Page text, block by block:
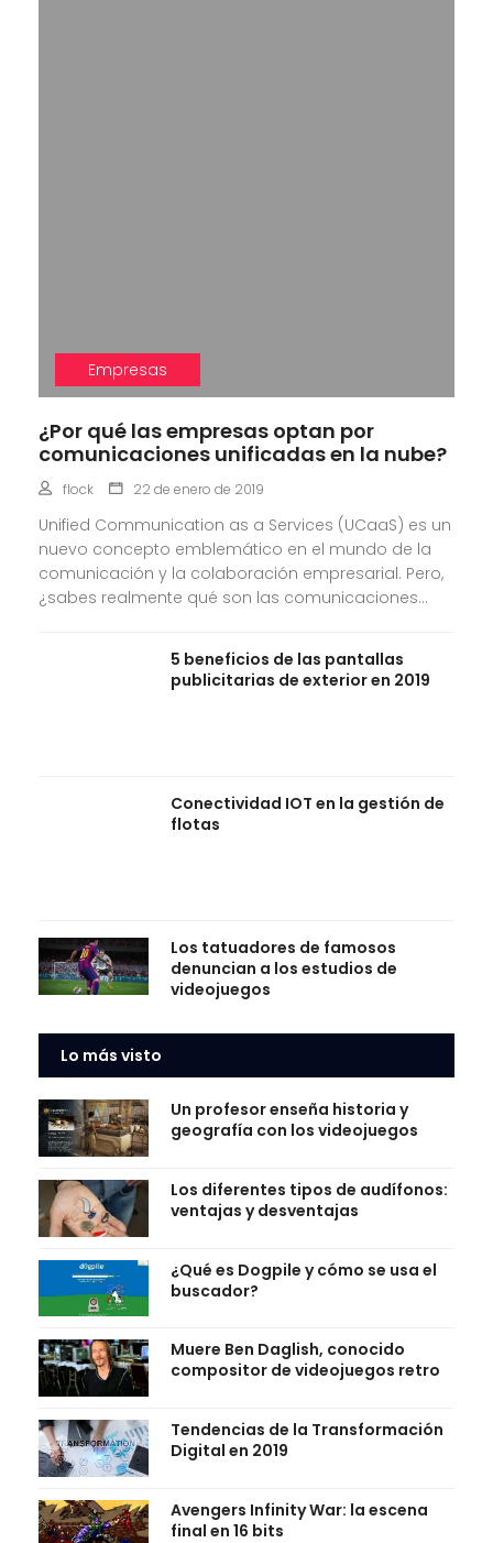
Empresas
¿Por qué las empresas optan por
comunicaciones unificadas en la nube?
flock 22 de enero de 2019
Unified Communication as a Services (UCaaS) es un
nuevo concepto emblemático en el mundo de la
comunicación y la colaboración empresarial. Pero,
¿sabes realmente qué son las comunicaciones...
5 beneficios de las pantallas
publicitarias de exterior en 2019
Conectividad IOT en la gestión de
flotas
Los tatuadores de famosos
denuncian a los estudios de
videojuegos
Lo más visto
Un profesor enseña historia y
geografía con los videojuegos
Los diferentes tipos de audífonos:
ventajas y desventajas
¿Qué es Dogpile y cómo se usa el
buscador?
Muere Ben Daglish, conocido
compositor de videojuegos retro
Tendencias de la Transformación
Digital en 2019
Avengers Infinity War: la escena
final en 16 bits